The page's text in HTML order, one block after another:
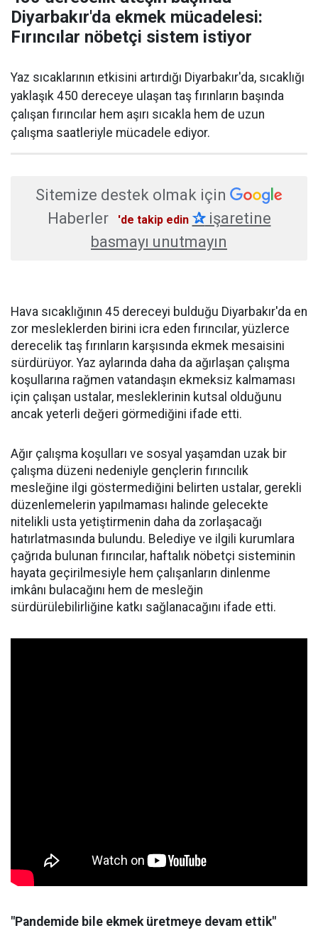
Diyarbakır'da ekmek mücadelesi:
Fırıncılar nöbetçi sistem istiyor
Yaz sıcaklarının etkisini artırdığı Diyarbakır'da, sıcaklığı
yaklaşık 450 dereceye ulaşan taş fırınların başında
çalışan fırıncılar hem aşırı sıcakla hem de uzun
çalışma saatleriyle mücadele ediyor.
Sitemize destek olmak için
Haberler
'de takip edin ✰işaretine
basmayı unutmayın
Hava sıcaklığının 45 dereceyi bulduğu Diyarbakır'da en
zor mesleklerden birini icra eden fırıncılar, yüzlerce
derecelik taş fırınların karşısında ekmek mesaisini
sürdürüyor. Yaz aylarında daha da ağırlaşan çalışma
koşullarına rağmen vatandaşın ekmeksiz kalmaması
için çalışan ustalar, mesleklerinin kutsal olduğunu
ancak yeterli değeri görmediğini ifade etti.
Ağır çalışma koşulları ve sosyal yaşamdan uzak bir
çalışma düzeni nedeniyle gençlerin fırıncılık
mesleğine ilgi göstermediğini belirten ustalar, gerekli
düzenlemelerin yapılmaması halinde gelecekte
nitelikli usta yetiştirmenin daha da zorlaşacağı
hatırlatmasında bulundu. Belediye ve ilgili kurumlara
çağrıda bulunan fırıncılar, haftalık nöbetçi sisteminin
hayata geçirilmesiyle hem çalışanların dinlenme
imkânı bulacağını hem de mesleğin
sürdürülebilirliğine katkı sağlanacağını ifade etti.
"Pandemide bile ekmek üretmeye devam ettik"